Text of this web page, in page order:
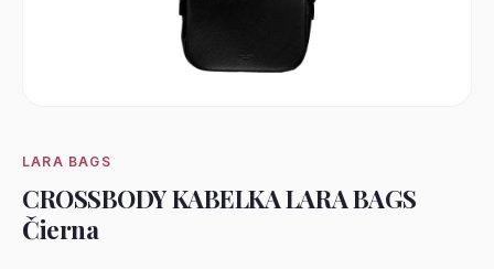
LARA BAGS
CROSSBODY KABELKA LARA BAGS
Čierna